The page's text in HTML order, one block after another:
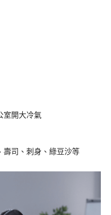
室開大冷氣
壽司、刺身、綠豆沙等